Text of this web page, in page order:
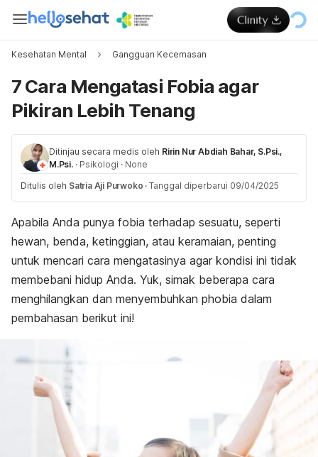
Kesehatan Mental Gangguan Kecemasan
7 Cara Mengatasi Fobia agar
Pikiran Lebih Tenang
Ditinjau secara medis oleh Ririn Nur Abdiah Bahar, S.Psi.,
M.Psi. · Psikologi · None
Ditulis oleh Satria Aji Purwoko · Tanggal diperbarui 09/04/2025
Apabila Anda punya fobia terhadap sesuatu, seperti
hewan, benda, ketinggian, atau keramaian, penting
untuk mencari cara mengatasinya agar kondisi ini tidak
membebani hidup Anda. Yuk, simak beberapa cara
menghilangkan dan menyembuhkan phobia dalam
pembahasan berikut ini!